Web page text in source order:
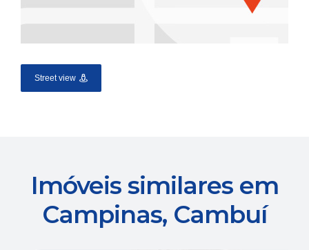
Street view
Imóveis similares em
Campinas, Cambuí